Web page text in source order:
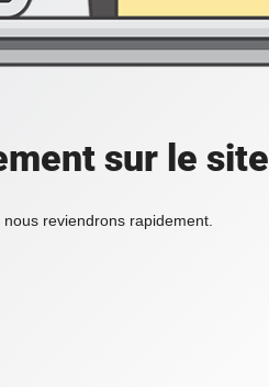
sur le site
reviendrons rapidement.